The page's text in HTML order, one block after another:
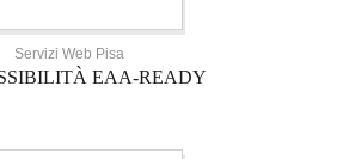
Servizi Web Pisa
EAA-READY